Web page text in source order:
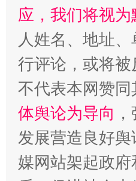
应，我们将视
人姓名、地址
行评论，或将
不代表本网赞
体舆论为导向
发展营造良好
媒网站架起政